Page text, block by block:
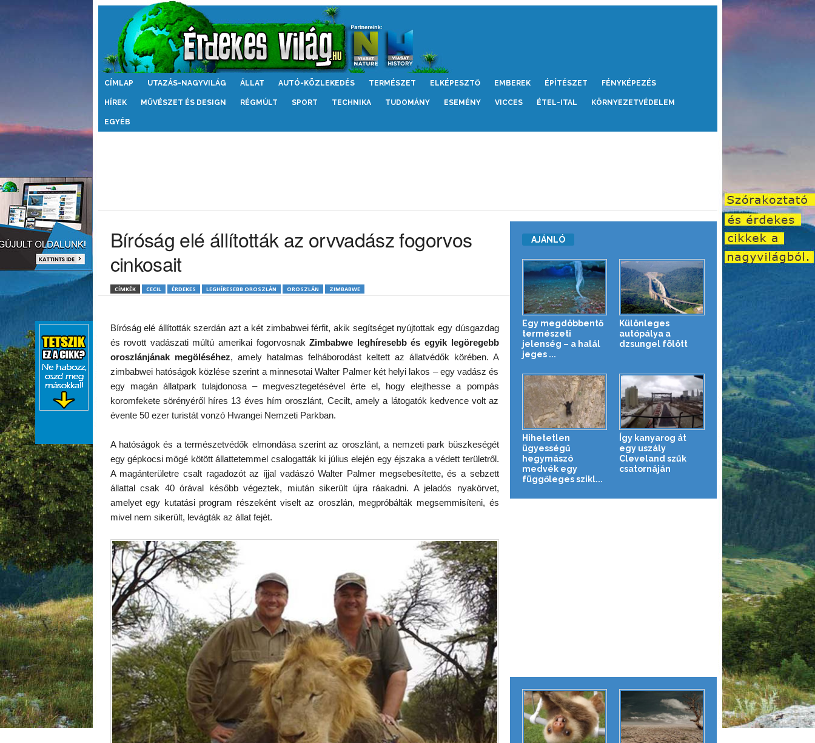
Érdekes
CÍMLAP UTAZÁS-NAGYVILÁG ÁLLAT AUTÓ-KÖZLEKEDÉS TERMÉSZET ELKÉPESZTŐ EMBEREK ÉPÍTÉSZET FÉNYKÉPEZÉS
HÍREK MŰVÉSZET ÉS DESIGN RÉGMÚLT SPORT TECHNIKA TUDOMÁNY ESEMÉNY VICCES ÉTEL-ITAL KÖRNYEZETVÉDELEM
EGYÉB
Bíróság elé állították az orvvadász fogorvos
cinkosait
CÍMKÉK CECIL ÉRDEKES LEGHÍRESEBB OROSZLÁN OROSZLÁN ZIMBABWE
Bíróság elé állították szerdán azt a két zimbabwei férfit, akik segítséget nyújtottak egy dúsgazdag
és rovott vadászati múltú amerikai fogorvosnak Zimbabwe leghíresebb és egyik legöregebb
oroszlánjának megöléséhez, amely hatalmas felháborodást keltett az állatvédők körében. A
zimbabwei hatóságok közlése szerint a minnesotai Walter Palmer két helyi lakos – egy vadász és
egy magán állatpark tulajdonosa – megvesztegetésével érte el, hogy elejthesse a pompás
koromfekete sörényéről híres 13 éves hím oroszlánt, Cecilt, amely a látogatók kedvence volt az
évente 50 ezer turistát vonzó Hwangei Nemzeti Parkban.
A hatóságok és a természetvédők elmondása szerint az oroszlánt, a nemzeti park büszkeségét
egy gépkocsi mögé kötött állattetemmel csalogatták ki július elején egy éjszaka a védett területről.
A magánterületre csalt ragadozót az íjjal vadászó Walter Palmer megsebesítette, és a sebzett
állattal csak 40 órával később végeztek, miután sikerült újra ráakadni. A jeladós nyakörvet,
amelyet egy kutatási program részeként viselt az oroszlán, megpróbálták megsemmisíteni, és
mivel nem sikerült, levágták az állat fejét.
AJÁNLÓ
Egy megdöbbentő
természeti
jelenség – a halál
jeges ...
Különleges
autópálya a
dzsungel fölött
Hihetetlen
ügyességű
hegymászó
medvék egy
függőleges szikl...
Így kanyarog át
egy uszály
Cleveland szűk
csatornáján